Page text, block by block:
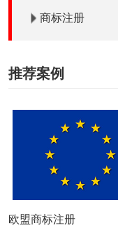
商标注册
推荐案例
欧盟商标注册